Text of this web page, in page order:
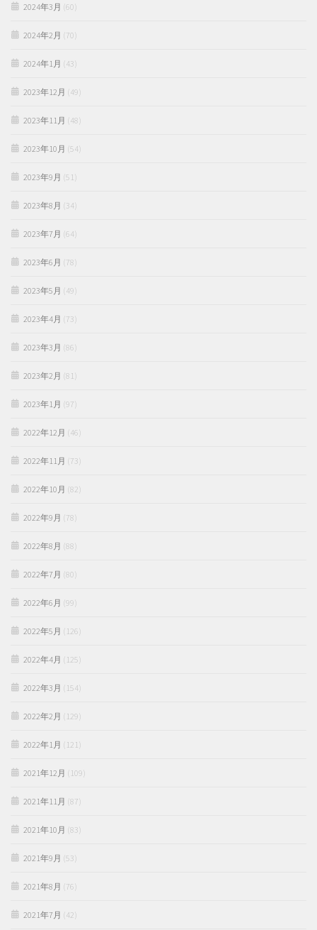
2024年3月 (60)
2024年2月 (70)
2024年1月 (43)
2023年12月 (49)
2023年11月 (48)
2023年10月 (54)
2023年9月 (51)
2023年8月 (34)
2023年7月 (64)
2023年6月 (78)
2023年5月 (49)
2023年4月 (73)
2023年3月 (86)
2023年2月 (81)
2023年1月 (97)
2022年12月 (46)
2022年11月 (73)
2022年10月 (82)
2022年9月 (78)
2022年8月 (88)
2022年7月 (80)
2022年6月 (99)
2022年5月 (126)
2022年4月 (125)
2022年3月 (154)
2022年2月 (129)
2022年1月 (121)
2021年12月 (109)
2021年11月 (87)
2021年10月 (83)
2021年9月 (53)
2021年8月 (76)
2021年7月 (42)